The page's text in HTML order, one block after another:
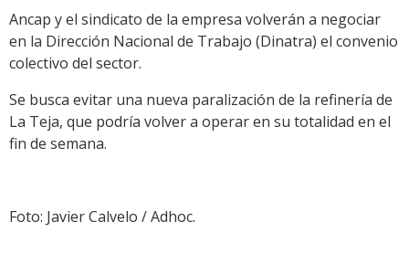
Ancap y el sindicato de la empresa volverán a negociar
en la Dirección Nacional de Trabajo (Dinatra) el convenio
colectivo del sector.
Se busca evitar una nueva paralización de la refinería de
La Teja, que podría volver a operar en su totalidad en el
fin de semana.
Foto: Javier Calvelo / Adhoc.